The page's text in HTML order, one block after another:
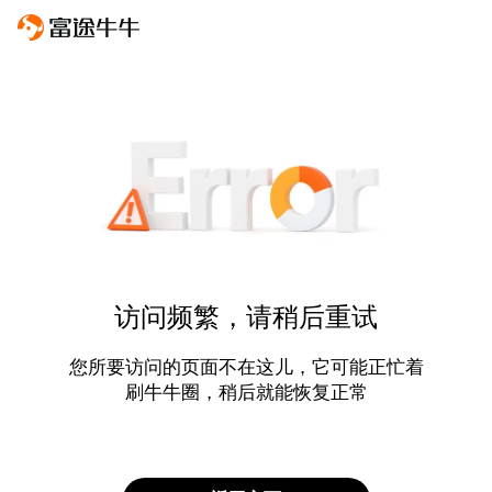
访问频繁，请稍后重试
您所要访问的页面不在这儿，它可能正忙着
刷牛牛圈，稍后就能恢复正常